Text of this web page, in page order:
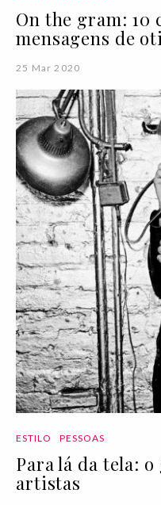
On the gram: 10
mensagens de
25 Mar 2020
ESTILO PESSOAS
Para lá da tela:
artistas